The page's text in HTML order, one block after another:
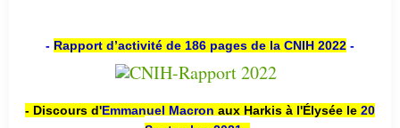
- Rapport d’activité de 186 pages de la CNIH 2022 -
- Discours d'Emmanuel Macron aux Harkis à l'Élysée le 20